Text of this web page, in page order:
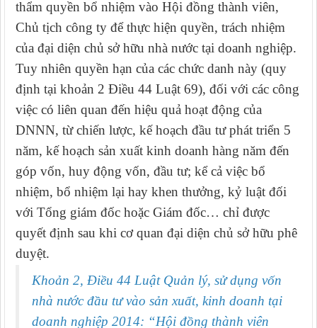
thẩm quyền bổ nhiệm vào Hội đồng thành viên,
Chủ tịch công ty để thực hiện quyền, trách nhiệm
của đại diện chủ sở hữu nhà nước tại doanh nghiệp.
Tuy nhiên quyền hạn của các chức danh này (quy
định tại khoản 2 Điều 44 Luật 69), đối với các công
việc có liên quan đến hiệu quả hoạt động của
DNNN, từ chiến lược, kế hoạch đầu tư phát triển 5
năm, kế hoạch sản xuất kinh doanh hàng năm đến
góp vốn, huy động vốn, đầu tư; kể cả việc bổ
nhiệm, bổ nhiệm lại hay khen thưởng, kỷ luật đối
với Tổng giám đốc hoặc Giám đốc… chỉ được
quyết định sau khi cơ quan đại diện chủ sở hữu phê
duyệt.
Khoản 2, Điều 44 Luật Quản lý, sử dụng vốn
nhà nước đầu tư vào sản xuất, kinh doanh tại
doanh nghiệp 2014: “Hội đồng thành viên